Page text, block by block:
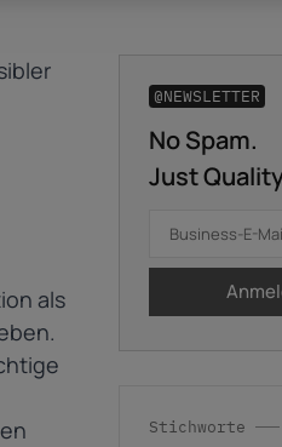
als
@NEWSLETTER
No Spam.
Just
Business-E-Mail
Vorname*
jederzeit per E-
Stichworte